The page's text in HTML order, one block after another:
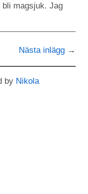
bli magsjuk. Jag
Nästa inlägg
by Nikola